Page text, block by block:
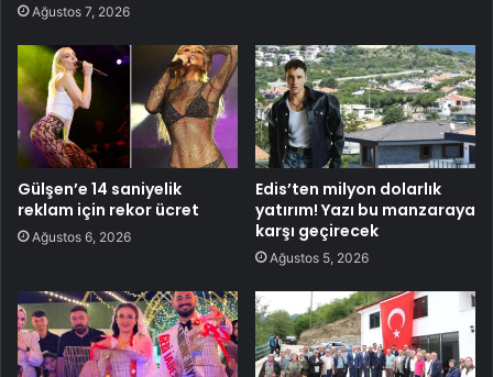
Ağustos 7, 2026
Gülşen’e 14 saniyelik
reklam için rekor ücret
Ağustos 6, 2026
Edis’ten milyon dolarlık
yatırım! Yazı bu manzaraya
karşı geçirecek
Ağustos 5, 2026